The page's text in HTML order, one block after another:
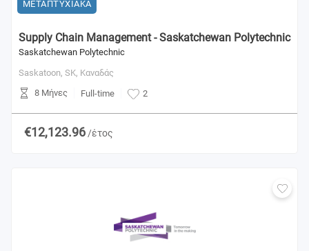
ΜΕΤΑΠΤΥΧΙΑΚΑ
Supply Chain Management - Saskatchewan Polytechnic
Saskatchewan Polytechnic
Saskatoon, SK, Καναδάς
8 Μήνες
Full-time 2
€12,123.96 /έτος